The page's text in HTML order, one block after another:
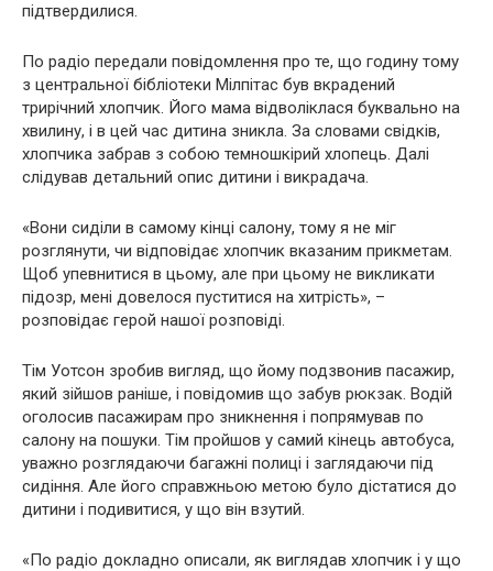
підтвердилися.
По радіо передали повідомлення про те, що годину тому
з центральної бібліотеки Мілпітас був вкрадений
трирічний хлопчик. Його мама відволіклася буквально на
хвилину, і в цей час дитина зникла. За словами свідків,
хлопчика забрав з собою темношкірий хлопець. Далі
слідував детальний опис дитини і викрадача.
«Вони сиділи в самому кінці салону, тому я не міг
розглянути, чи відповідає хлопчик вказаним прикметам.
Щоб упевнитися в цьому, але при цьому не викликати
підозр, мені довелося пуститися на хитрість», –
розповідає герой нашої розповіді.
Тім Уотсон зробив вигляд, що йому подзвонив пасажир,
який зійшов раніше, і повідомив що забув рюкзак. Водій
оголосив пасажирам про зникнення і попрямував по
салону на пошуки. Тім пройшов у самий кінець автобуса,
уважно розглядаючи багажні полиці і заглядаючи під
сидіння. Але його справжньою метою було дістатися до
дитини і подивитися, у що він взутий.
«По радіо докладно описали, як виглядав хлопчик і у що